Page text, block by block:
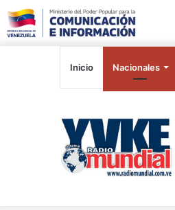
Inicio Nacionales